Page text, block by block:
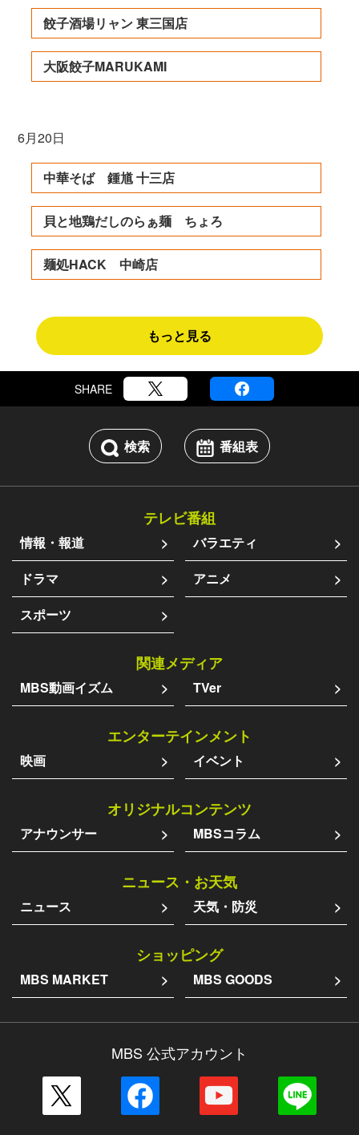
餃子酒場リャン 東三国店
大阪餃子MARUKAMI
6月20日
中華そば 鍾馗 十三店
貝と地鶏だしのらぁ麺 ちょろ
麺処HACK 中崎店
もっと見る
SHARE
検索 番組表
テレビ番組
情報・報道
バラエティ
ドラマ
アニメ
スポーツ
関連メディア
MBS動画イズム TVer
エンターテインメント
映画 イベント
オリジナルコンテンツ
アナウンサー MBSコラム
ニュース・お天気
ニュース 天気・防災
ショッピング
MBS MARKET MBS GOODS
MBS 公式アカウント